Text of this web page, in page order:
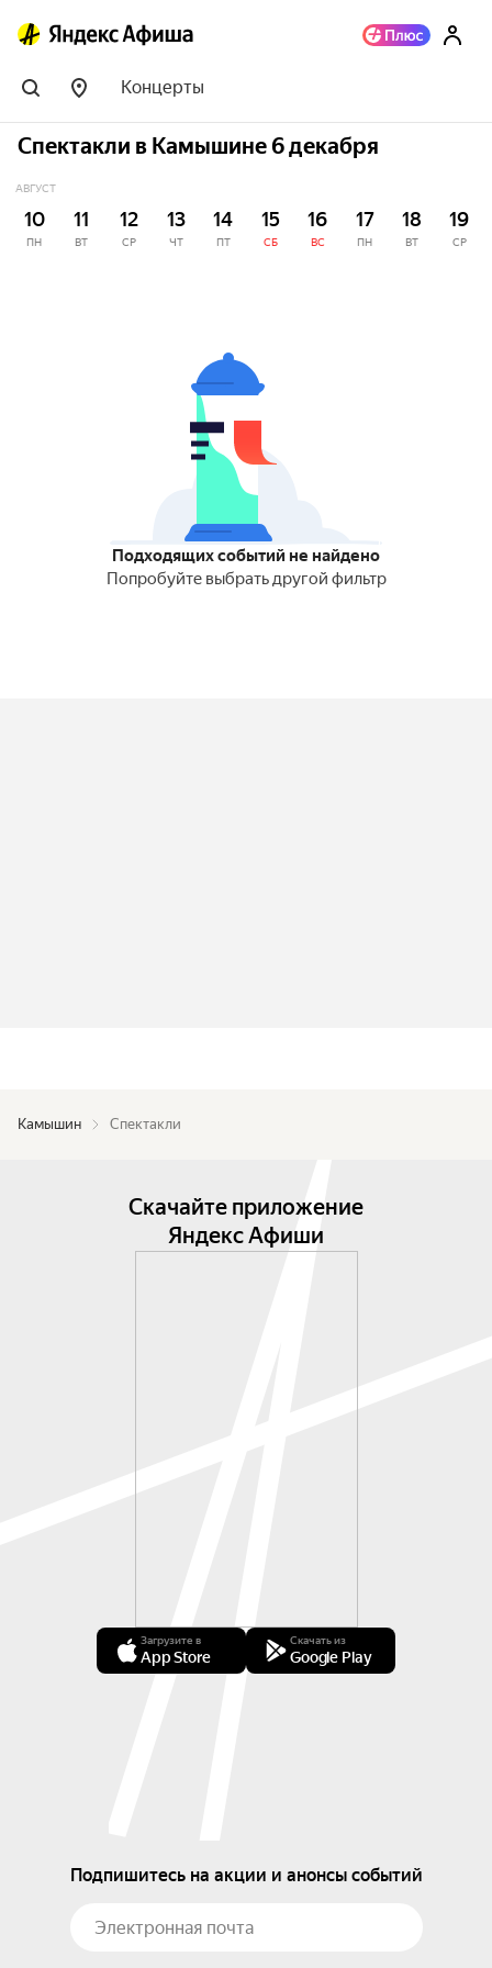
Концерты
Спектакли в Камышине 6 декабря
АВГУСТ
10
ПН
11
ВТ
12
СР
13
ЧТ
14
ПТ
15
СБ
16
ВС
17
ПН
18
ВТ
19
СР
Подходящих событий не найдено
Попробуйте выбрать другой фильтр
Камышин Спектакли
Скачайте приложение
Яндекс Афиши
Загрузите в
App Store
Скачать из
Google Play
Подпишитесь на акции и анонсы событий